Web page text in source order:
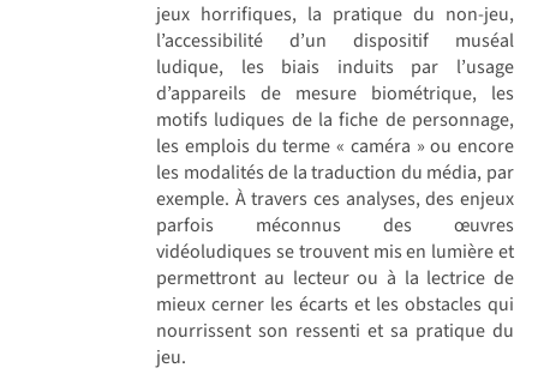
jeux horrifiques, la pratique du non-jeu,
l’accessibilité d’un dispositif muséal
ludique, les biais induits par l’usage
d’appareils de mesure biométrique, les
motifs ludiques de la fiche de personnage,
les emplois du terme « caméra » ou encore
les modalités de la traduction du média, par
exemple. À travers ces analyses, des enjeux
parfois méconnus des œuvres
vidéoludiques se trouvent mis en lumière et
permettront au lecteur ou à la lectrice de
mieux cerner les écarts et les obstacles qui
nourrissent son ressenti et sa pratique du
jeu.